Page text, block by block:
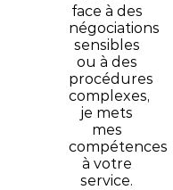
face à des
négociations
sensibles
ou à des
procédures
complexes,
je mets
mes
compétences
à votre
service.